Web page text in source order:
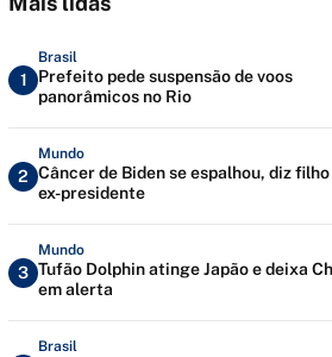
1
Brasil
Prefeito pede suspensão de voos
panorâmicos no Rio
2
Mundo
Câncer de Biden se espalhou, diz filho
ex-presidente
3
Mundo
Tufão Dolphin atinge Japão e deixa
em alerta
Brasil